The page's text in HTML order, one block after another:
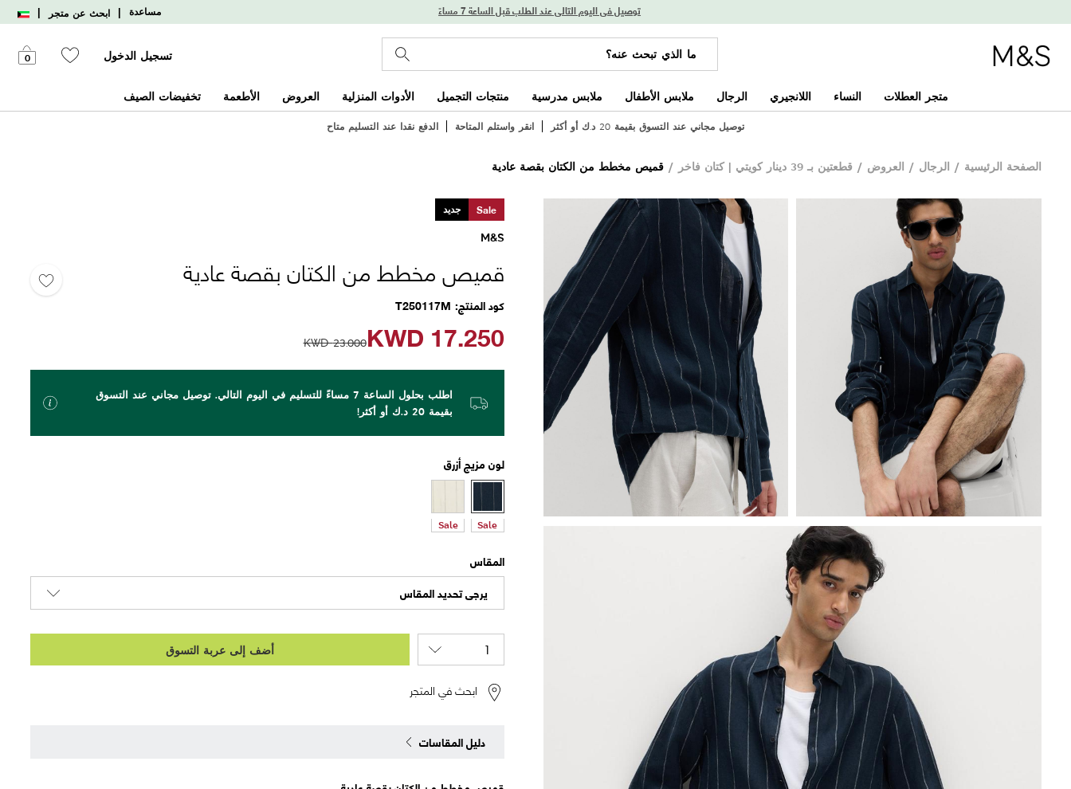
توصيل في اليوم التالي عند الطلب قبل الساعة 7 مساءً مساعدة | ابحث عن متجر |
تسجيل الدخول 0
متجر العطلات النساء اللانجيري الرجال ملابس الأطفال ملابس مدرسية منتجات التجميل الأدوات المنزلية العروض الأطعمة تخفيضات الصيف
توصيل مجاني عند التسوق بقيمة 20 د.ك أو أكثر انقر واستلم المتاحة الدفع نقدا عند التسليم متاح
الصفحة الرئيسية / الرجال / العروض / قطعتين بـ 39 دينار كويتي | كتان فاخر / قميص مخطط من الكتان بقصة عادية
Sale جديد
M&S
قميص مخطط من الكتان بقصة عادية
كود المنتج T250117M
KWD17.250
KWD23.000
اطلب بحلول الساعة 7 مساءً للتسليم في اليوم التالي. توصيل مجاني عند التسوق
بقيمة 20 د.ك أو أكثر!
لون مزيج أزرق
Sale
Sale
المقاس
يرجى تحديد المقاس
أضف إلى عربة التسوق
ابحث في المتجر
دليل المقاسات